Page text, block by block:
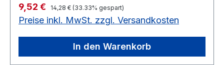
Verkaufspreis:
9,52 € Regulärer Preis:
14,28 € (33.33% gespart)
Preise inkl. MwSt. zzgl. Versandkosten
In den Warenkorb